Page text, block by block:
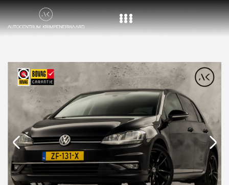
Aanbod
Diensten
Over ons
Vacature
Contact